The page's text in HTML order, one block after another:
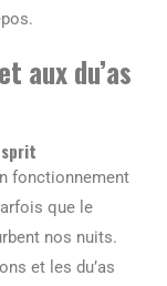
aux du’as
fonctionnement
que le
nos nuits.
et les du’as